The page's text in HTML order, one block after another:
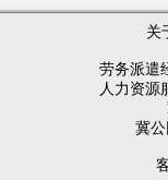
关
劳务派遣
人力资源
冀